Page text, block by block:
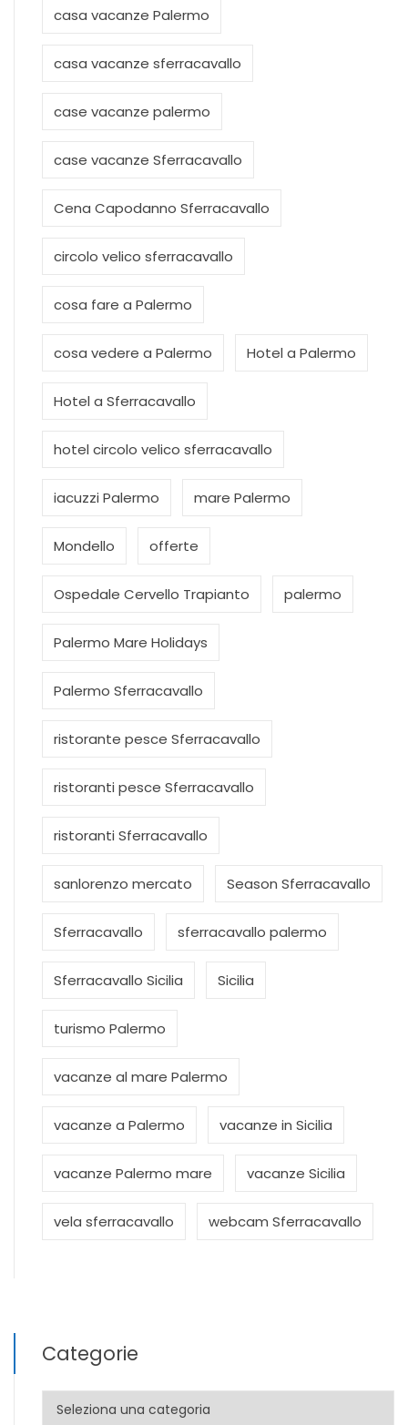
casa vacanze Palermo
casa vacanze sferracavallo
case vacanze palermo
case vacanze Sferracavallo
Cena Capodanno Sferracavallo
circolo velico sferracavallo
cosa fare a Palermo
cosa vedere a Palermo Hotel a Palermo
Hotel a Sferracavallo
hotel circolo velico sferracavallo
iacuzzi Palermo mare Palermo
Mondello offerte
Ospedale Cervello Trapianto palermo
Palermo Mare Holidays
Palermo Sferracavallo
ristorante pesce Sferracavallo
ristoranti pesce Sferracavallo
ristoranti Sferracavallo
sanlorenzo mercato Season Sferracavallo
Sferracavallo sferracavallo palermo
Sferracavallo Sicilia Sicilia
turismo Palermo
vacanze al mare Palermo
vacanze a Palermo vacanze in Sicilia
vacanze Palermo mare vacanze Sicilia
vela sferracavallo webcam Sferracavallo
Categorie
Categorie